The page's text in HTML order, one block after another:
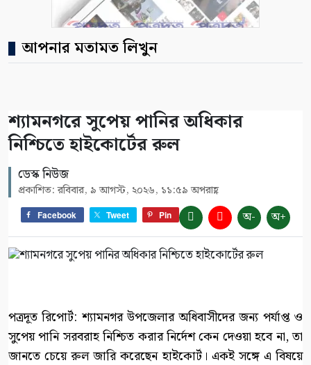
আপনার মতামত লিখুন
শ্যামনগরে সুপেয় পানির অধিকার
নিশ্চিতে হাইকোর্টের রুল
ডেস্ক নিউজ
প্রকাশিত: রবিবার, ৯ আগস্ট, ২০২৬, ১১:৫৯ অপরাহ্ণ
Facebook Tweet Pin অ- অ+
পত্রদূত রিপোর্ট: শ্যামনগর উপজেলার অধিবাসীদের জন্য পর্যাপ্ত ও
সুপেয় পানি সরবরাহ নিশ্চিত করার নির্দেশ কেন দেওয়া হবে না, তা
জানতে চেয়ে রুল জারি করেছেন হাইকোর্ট। একই সঙ্গে এ বিষয়ে